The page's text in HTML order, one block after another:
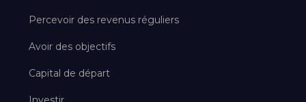
Percevoir des revenus réguliers
Avoir des objectifs
Capital de départ